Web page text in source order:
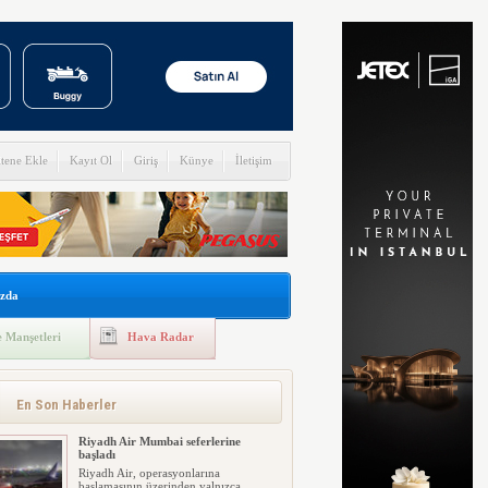
Ekle Kayıt Ol Giriş Künye İletişim
Manşetleri Hava Radar
En Son Haberler
Riyadh Air Mumbai seferlerine
başladı
Riyadh Air, operasyonlarına